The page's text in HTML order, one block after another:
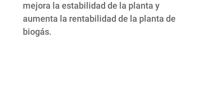
mejora la estabilidad de la planta y
aumenta la rentabilidad de la planta de
biogás.